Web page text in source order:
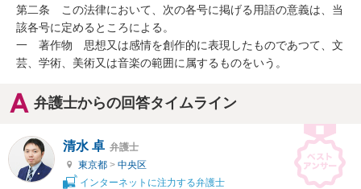
第二条　この法律において、次の各号に掲げる用語の意義は、当
該各号に定めるところによる。
一　著作物　思想又は感情を創作的に表現したものであつて、文
芸、学術、美術又は音楽の範囲に属するものをいう。
弁護士からの回答タイムライン
清水 卓 弁護士
東京都 > 中央区
インターネットに注力する弁護士